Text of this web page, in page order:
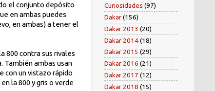
el conjunto depósito
en ambas puedes
en ambas) a tener el
800 contra sus rivales
También ambas usan
con un vistazo rápido
la 800 y gris o verde
Curiosidades (97)
Dakar(156)
Dakar 2013 (20)
Dakar 2014(18)
Dakar 2015 (29)
Dakar 2016 (21)
Dakar 2017 (12)
Dakar 2018 (15)